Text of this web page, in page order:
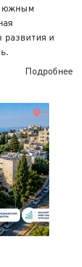
южным
развития и
Подробнее